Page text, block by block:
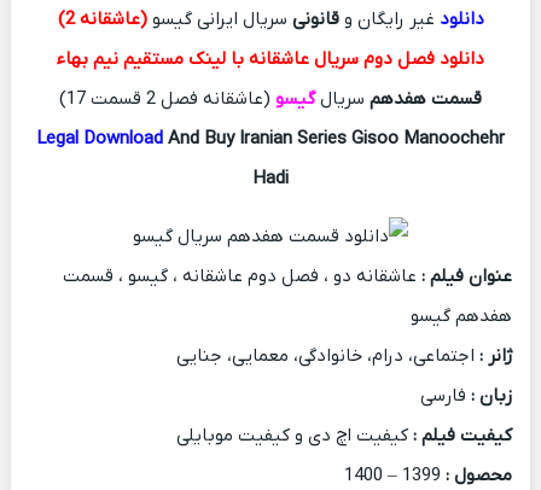
دانلود غیر رایگان وقانونی سریال ایرانی گیسو(عاشقانه 2)
دانلود فصل دوم سریال عاشقانه با لینک مستقیم نیم بهاء
قسمت هفدهم سریالگیسو (عاشقانه فصل 2 قسمت 17)
Legal Download And Buy Iranian Series Gisoo Manoochehr
Hadi
عنوان فیلم :عاشقانه دو ، فصل دوم عاشقانه ، گیسو ، قسمت
هفدهم گیسو
ژانر : اجتماعی، درام، خانوادگی، معمایی، جنایی
زبان :فارسی
کیفیت فیلم : کیفیت اچ دی و کیفیت موبایلی
محصول :1399 – 1400